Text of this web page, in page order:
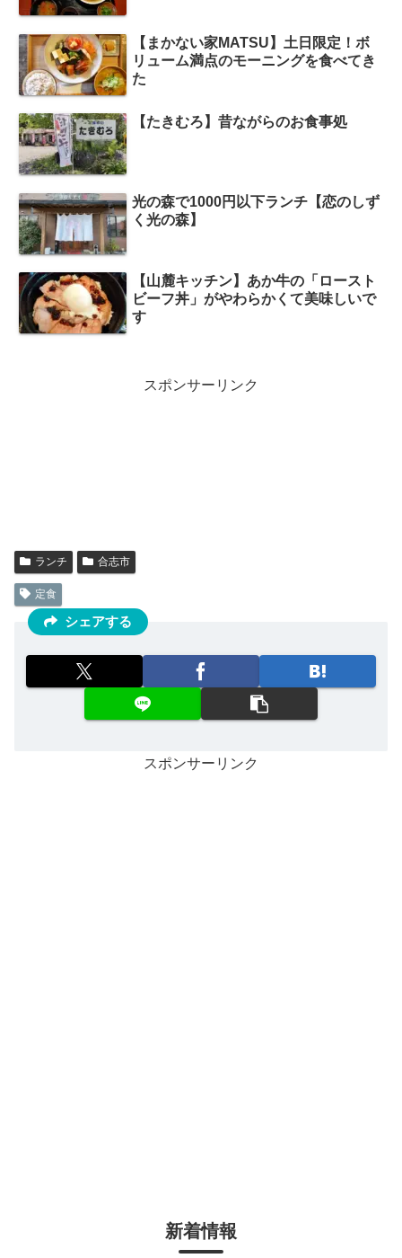
【まかない家MATSU】土日限定！ボ
リューム満点のモーニングを食べてき
た
【たきむろ】昔ながらのお食事処
光の森で1000円以下ランチ【恋のしず
く光の森】
【山麓キッチン】あか牛の「ロースト
ビーフ丼」がやわらかくて美味しいで
す
スポンサーリンク
ランチ 合志市
定食
シェアする
スポンサーリンク
新着情報